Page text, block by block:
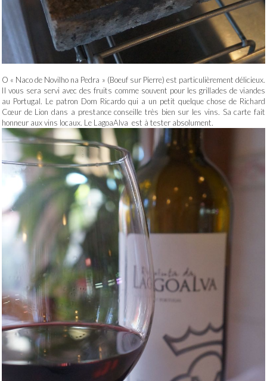
O « Naco de Novilho na Pedra » (Boeuf sur Pierre) est particulièrement délicieux.
Il vous sera servi avec des fruits comme souvent pour les grillades de viandes
au Portugal. Le patron Dom Ricardo qui a un petit quelque chose de Richard
Cœur de Lion dans a prestance conseille très bien sur les vins. Sa carte fait
honneur aux vins locaux. Le LagoaAlva est à tester absolument.